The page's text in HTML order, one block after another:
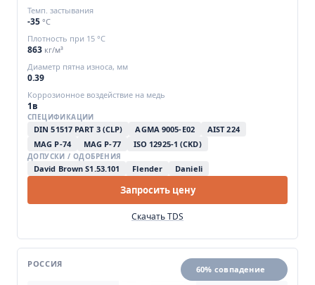
Темп. застывания
-35 °C
Плотность при 15 °C
863 кг/м³
Диаметр пятна износа, мм
0.39
Коррозионное воздействие на медь
1в
СПЕЦИФИКАЦИИ
DIN 51517 PART 3 (CLP) AGMA 9005-E02
AIST 224
MAG P-74
MAG P-77 ISO 12925-1 (CKD)
ДОПУСКИ / ОДОБРЕНИЯ
David Brown S1.53.101 Flender Danieli
Запросить цену
Скачать TDS
РОССИЯ
60% совпадение